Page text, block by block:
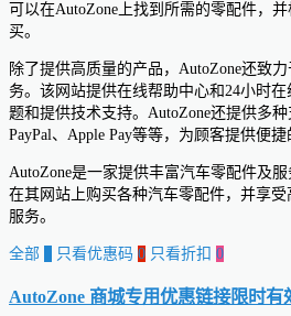
可以在AutoZone上找到所需的零配件，
买。
除了提供高质量的产品，AutoZone还致
务。该网站提供在线帮助中心和24小时
题和提供技术支持。AutoZone还提供多种
PayPal、Apple Pay等等，为顾客提供便捷
AutoZone是一家提供丰富汽车零配件及
在其网站上购买各种汽车零配件，并享
服务。
全部 只看优惠码 0 只看折扣 0
AutoZone 商城专用优惠链接限时有